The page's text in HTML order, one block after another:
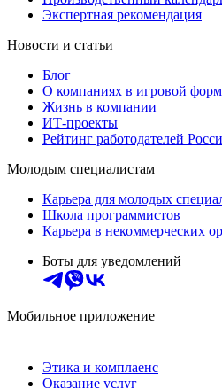
Экспертная рекомендация
Новости и статьи
Блог
О компаниях в игровой
Жизнь в компании
ИТ-проекты
Рейтинг работодателей
Молодым специалистам
Карьера для молодых
Школа программистов
Карьера в некоммерческих
Боты для уведомлений
Мобильное приложение
Этика и комплаенс
Оказание услуг